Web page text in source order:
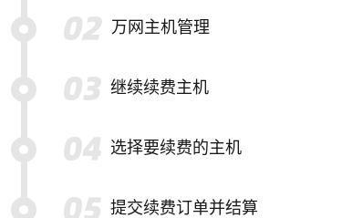
万网主机管理
继续续费主机
选择要续费的主机
提交续费订单并结算